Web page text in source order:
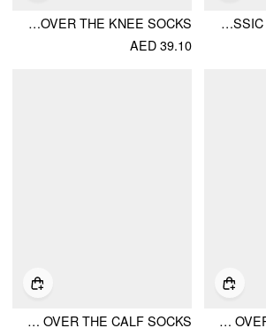
3 PAIRS SOLID CABLE CLASSIC KNIT SOCKS SET
JACQUARD & LACE TRIM OVER THE KNEE SOCKS
AED 39.10
LACE TRIM OVER THE CALF SOCKS
CRIMPED TRIM OVER THE CALF SOCKS